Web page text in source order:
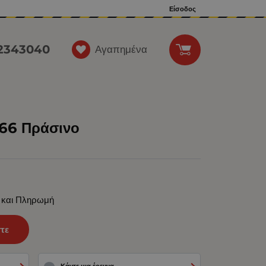
Είσοδος
Αγαπημένα
Πράσινο
Πληρωμή